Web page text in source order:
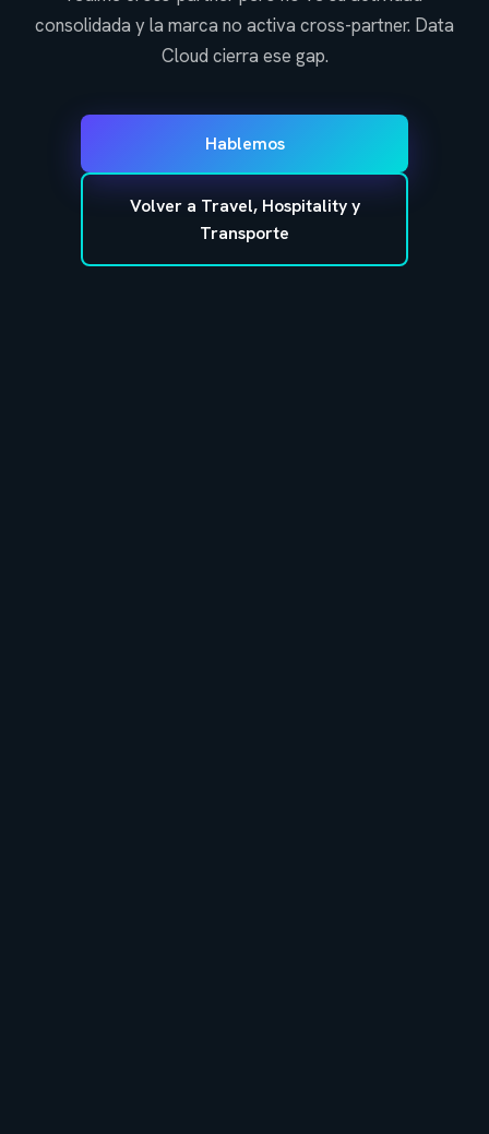
consolidada y la marca no activa cross-partner. Data
Cloud cierra ese gap.
Hablemos
Volver a Travel, Hospitality y
Transporte